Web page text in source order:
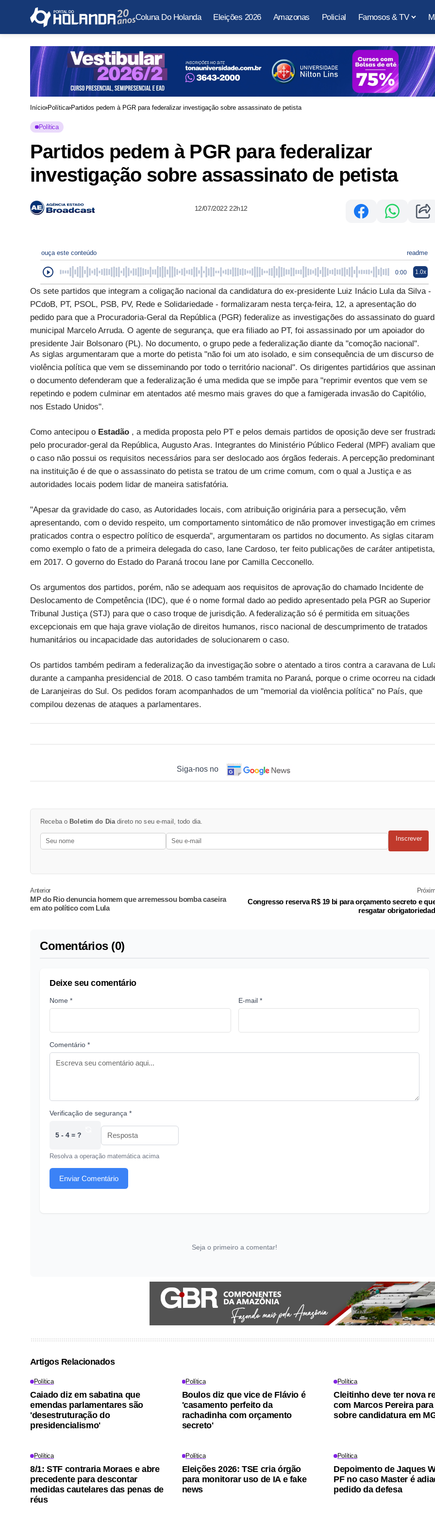
Coluna Do Holanda Eleições 2026 Amazonas Policial Famosos & TV
Início Política Partidos pedem à PGR para federalizar investigação sobre assassinato de petista
Política
Partidos pedem à PGR para federalizar
investigação sobre assassinato de petista
12/07/2022 22h12
ouça este conteúdo readme
0:00 1.0x
Os sete partidos que integram a coligação nacional da candidatura do ex-presidente Luiz Inácio Lula da Silva -
PCdoB, PT, PSOL, PSB, PV, Rede e Solidariedade - formalizaram nesta terça-feira, 12, a apresentação do
pedido para que a Procuradoria-Geral da República (PGR) federalize as investigações do assassinato do
municipal Marcelo Arruda. O agente de segurança, que era filiado ao PT, foi assassinado por um apoiador do
presidente Jair Bolsonaro (PL). No documento, o grupo pede a federalização diante da "comoção nacional".
As siglas argumentaram que a morte do petista "não foi um ato isolado, e sim consequência de um discurso de
violência política que vem se disseminando por todo o território nacional". Os dirigentes partidários que
o documento defenderam que a federalização é uma medida que se impõe para "reprimir eventos que vem se
repetindo e podem culminar em atentados até mesmo mais graves do que a famigerada invasão do Capitólio,
nos Estado Unidos".
Como antecipou o Estadão , a medida proposta pelo PT e pelos demais partidos de oposição deve ser
pelo procurador-geral da República, Augusto Aras. Integrantes do Ministério Público Federal (MPF) avaliam que
o caso não possui os requisitos necessários para ser deslocado aos órgãos federais. A percepção
na instituição é de que o assassinato do petista se tratou de um crime comum, com o qual a Justiça e as
autoridades locais podem lidar de maneira satisfatória.
"Apesar da gravidade do caso, as Autoridades locais, com atribuição originária para a persecução, vêm
apresentando, com o devido respeito, um comportamento sintomático de não promover investigação em crimes
praticados contra o espectro político de esquerda", argumentaram os partidos no documento. As siglas citaram
como exemplo o fato de a primeira delegada do caso, Iane Cardoso, ter feito publicações de caráter antipetista,
em 2017. O governo do Estado do Paraná trocou Iane por Camilla Cecconello.
Os argumentos dos partidos, porém, não se adequam aos requisitos de aprovação do chamado Incidente de
Deslocamento de Competência (IDC), que é o nome formal dado ao pedido apresentado pela PGR ao Superior
Tribunal Justiça (STJ) para que o caso troque de jurisdição. A federalização só é permitida em situações
excepcionais em que haja grave violação de direitos humanos, risco nacional de descumprimento de tratados
humanitários ou incapacidade das autoridades de solucionarem o caso.
Os partidos também pediram a federalização da investigação sobre o atentado a tiros contra a caravana de
durante a campanha presidencial de 2018. O caso também tramita no Paraná, porque o crime ocorreu na
de Laranjeiras do Sul. Os pedidos foram acompanhados de um "memorial da violência política" no País, que
compilou dezenas de ataques a parlamentares.
Siga-nos no
Receba o Boletim do Dia direto no seu e-mail, todo dia.
Inscrever
Anterior
MP do Rio denuncia homem que arremessou bomba caseira
em ato político com Lula
Congresso reserva R$ 19 bi para orçamento secreto e
resgatar
Comentários (0)
Deixe seu comentário
Nome * E-mail *
Comentário *
Verificação de segurança *
5 - 4 = ?
Resolva a operação matemática acima
Enviar Comentário
Seja o primeiro a comentar!
Artigos Relacionados
Política
Caiado diz em sabatina que
emendas parlamentares são
'desestruturação do
presidencialismo'
Política
Boulos diz que vice de Flávio é
'casamento perfeito da
rachadinha com orçamento
secreto'
Política
Cleitinho deve ter nova
com Marcos Pereira
sobre candidatura em
Política
8/1: STF contraria Moraes e abre
precedente para descontar
medidas cautelares das penas de
réus
Política
Eleições 2026: TSE cria órgão
para monitorar uso de IA e fake
news
Política
Depoimento de Jaques
PF no caso Master é
pedido da defesa